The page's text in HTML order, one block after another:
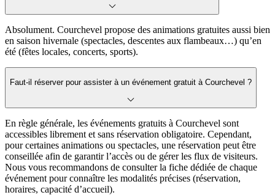
Absolument. Courchevel propose des animations gratuites aussi bien
en saison hivernale (spectacles, descentes aux flambeaux…) qu’en
été (fêtes locales, concerts, sports).
Faut-il réserver pour assister à un événement gratuit à Courchevel ?
En règle générale, les événements gratuits à Courchevel sont
accessibles librement et sans réservation obligatoire. Cependant,
pour certaines animations ou spectacles, une réservation peut être
conseillée afin de garantir l’accès ou de gérer les flux de visiteurs.
Nous vous recommandons de consulter la fiche dédiée de chaque
événement pour connaître les modalités précises (réservation,
horaires, capacité d’accueil).